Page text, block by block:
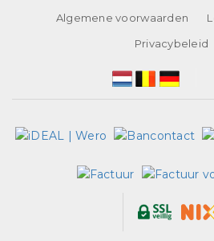
Algemene voorwaarden
Privacybeleid